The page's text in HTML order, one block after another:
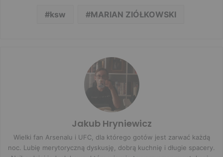
ksw MARIAN ZIÓŁKOWSKI
Jakub Hryniewicz
Wielki fan Arsenalu i UFC, dla którego gotów jest zarwać każdą
noc. Lubię merytoryczną dyskusję, dobrą kuchnię i długie spacery.